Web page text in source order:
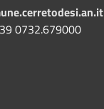
0732.679000